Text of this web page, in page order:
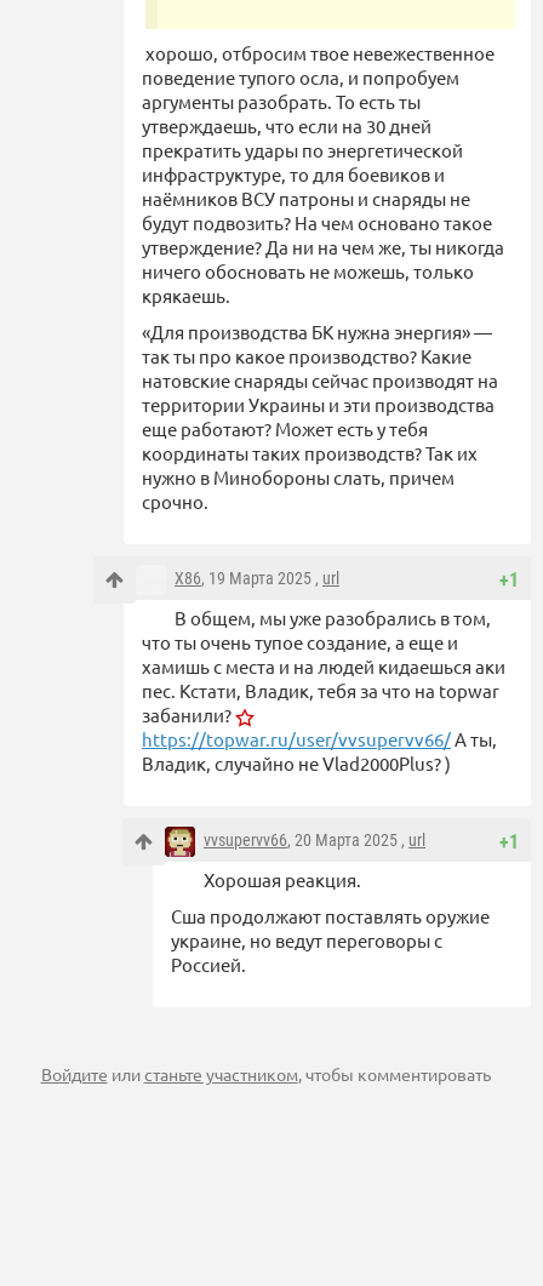
хорошо, отбросим твое невежественное
поведение тупого осла, и попробуем
аргументы разобрать. То есть ты
утверждаешь, что если на 30 дней
прекратить удары по энергетической
инфраструктуре, то для боевиков и
наёмников ВСУ патроны и снаряды не
будут подвозить? На чем основано такое
утверждение? Да ни на чем же, ты никогда
ничего обосновать не можешь, только
крякаешь.
«Для производства БК нужна энергия» —
так ты про какое производство? Какие
натовские снаряды сейчас производят на
территории Украины и эти производства
еще работают? Может есть у тебя
координаты таких производств? Так их
нужно в Минобороны слать, причем
срочно.
+1
X86, 19 Марта 2025 , url
В общем, мы уже разобрались в том,
что ты очень тупое создание, а еще и
хамишь с места и на людей кидаешься аки
пес. Кстати, Владик, тебя за что на topwar
забанили?
https://topwar.ru/user/vvsupervv66/А ты,
Владик, случайно не Vlad2000Plus? )
+1
vvsupervv66, 20 Марта 2025 , url
Хорошая реакция.
Сша продолжают поставлять оружие
украине, но ведут переговоры с
Россией.
Войдите илистаньте участником, чтобы комментировать